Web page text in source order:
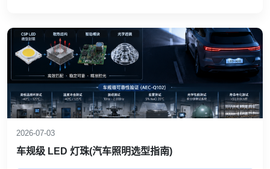
2026-07-03
车规级 LED 灯珠(汽车照明选型指南)